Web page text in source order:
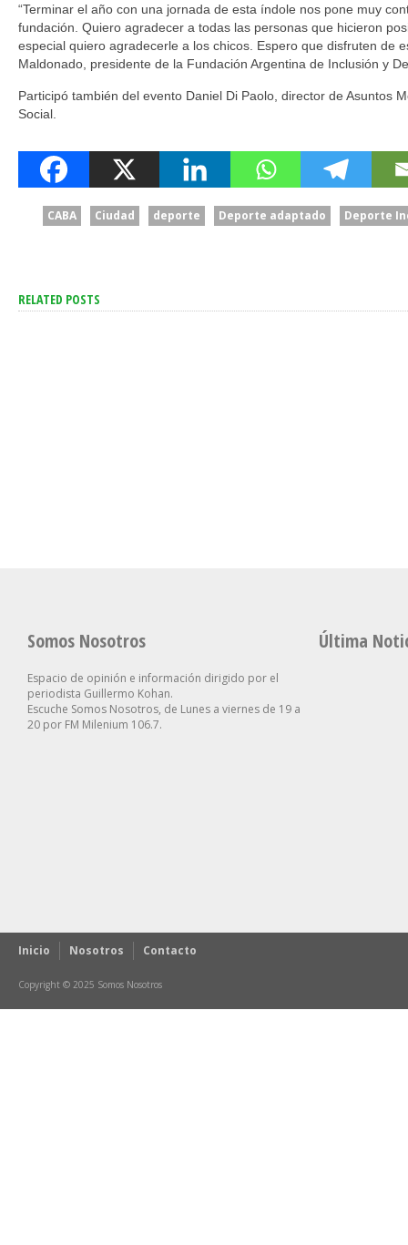
“Terminar el año con una jornada de esta índole nos pone muy
fundación. Quiero agradecer a todas las personas que hicieron
especial quiero agradecerle a los chicos. Espero que disfruten de
Maldonado, presidente de la Fundación Argentina de Inclusión y
Participó también del evento Daniel Di Paolo, director de Asuntos
Social.
CABA Ciudad deporte Deporte adaptado Deporte
RELATED POSTS
Somos Nosotros
Espacio de opinión e información dirigido por el
periodista Guillermo Kohan.
Escuche Somos Nosotros, de Lunes a viernes de 19 a
20 por FM Milenium 106.7.
Última
Inicio Nosotros Contacto
Copyright © 2025 Somos Nosotros